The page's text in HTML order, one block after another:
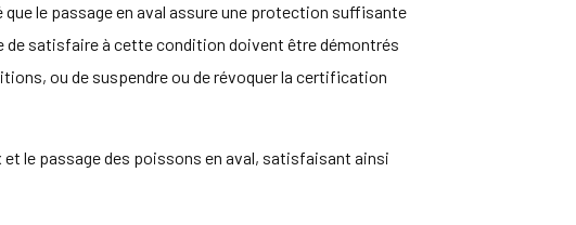
le passage en aval assure une protection suffisante
de satisfaire à cette condition doivent être démontrés
ou de suspendre ou de révoquer la certification
le passage des poissons en aval, satisfaisant ainsi